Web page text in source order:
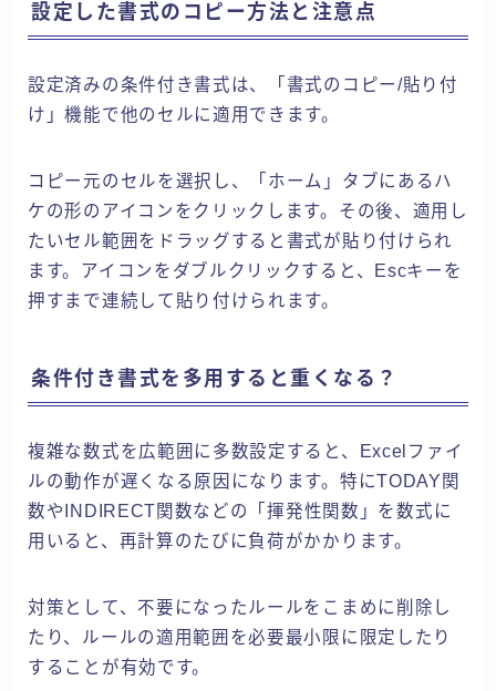
設定した書式のコピー方法と注意点
設定済みの条件付き書式は、「書式のコピー/貼り付
け」機能で他のセルに適用できます。
コピー元のセルを選択し、「ホーム」タブにあるハ
ケの形のアイコンをクリックします。その後、適用し
たいセル範囲をドラッグすると書式が貼り付けられ
ます。アイコンをダブルクリックすると、Escキーを
押すまで連続して貼り付けられます。
条件付き書式を多用すると重くなる？
複雑な数式を広範囲に多数設定すると、Excelファイ
ルの動作が遅くなる原因になります。特にTODAY関
数やINDIRECT関数などの「揮発性関数」を数式に
用いると、再計算のたびに負荷がかかります。
対策として、不要になったルールをこまめに削除し
たり、ルールの適用範囲を必要最小限に限定したり
することが有効です。